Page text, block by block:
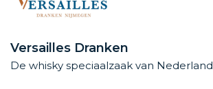
Versailles Dranken
De whisky speciaalzaak van Nederland